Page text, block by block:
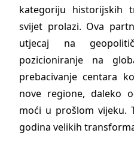
kategoriju historijskih
svijet prolazi. Ova
utjecaj na
pozicioniranje na
prebacivanje centara
nove regione, daleko
moći u prošlom vijeku.
godina velikih